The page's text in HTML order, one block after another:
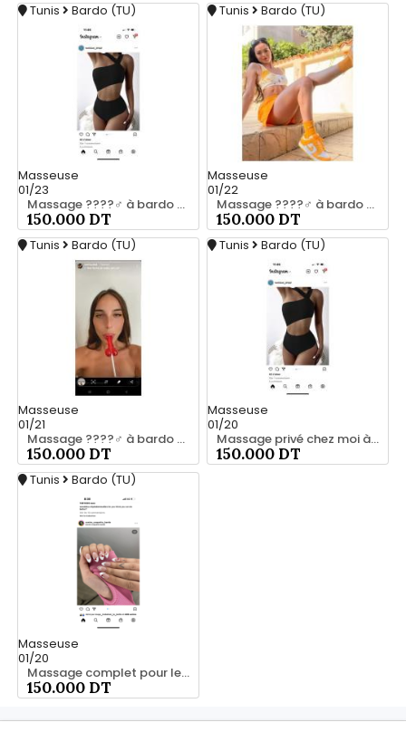
Tunis Bardo (TU)
Masseuse
01/23
Massage ????‍♂️ à bardo srd 55066248
150.000 DT
Tunis Bardo (TU)
Masseuse
01/22
Massage ????‍♂️ à bardo srd 20466285
150.000 DT
Tunis Bardo (TU)
Masseuse
01/21
Massage ????‍♂️ à bardo srd 55066248
150.000 DT
Tunis Bardo (TU)
Masseuse
01/20
Massage privé chez moi à bardo55066248
150.000 DT
Tunis Bardo (TU)
Masseuse
01/20
Massage complet pour les hommes srd 20466285
150.000 DT